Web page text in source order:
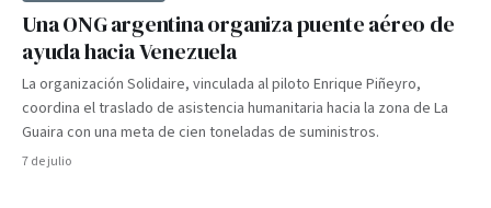
Una ONG argentina organiza puente aéreo de
ayuda hacia Venezuela
La organización Solidaire, vinculada al piloto Enrique Piñeyro,
coordina el traslado de asistencia humanitaria hacia la zona de La
Guaira con una meta de cien toneladas de suministros.
7 de julio